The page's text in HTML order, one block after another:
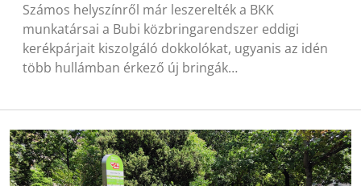
Számos helyszínről már leszerelték a BKK
munkatársai a Bubi közbringarendszer eddigi
kerékpárjait kiszolgáló dokkolókat, ugyanis az idén
több hullámban érkező új bringák…